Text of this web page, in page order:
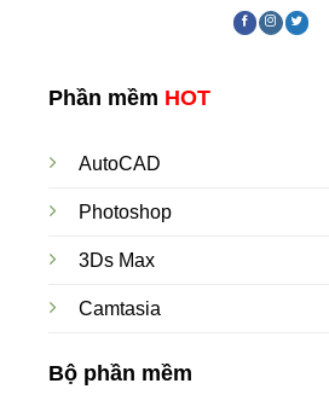
Phần mềm HOT
AutoCAD
Photoshop
3Ds Max
Camtasia
Bộ phần mềm